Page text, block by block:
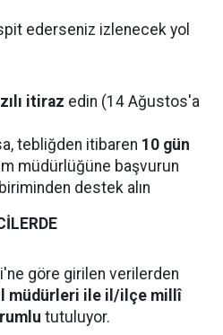
ederseniz izlenecek yol
itiraz edin (14 Ağustos'a
tebliğden itibaren 10 gün
müdürlüğüne başvurun
destek alın
göre girilen verilerden
müdürleri ile il/ilçe millî
tutuluyor.